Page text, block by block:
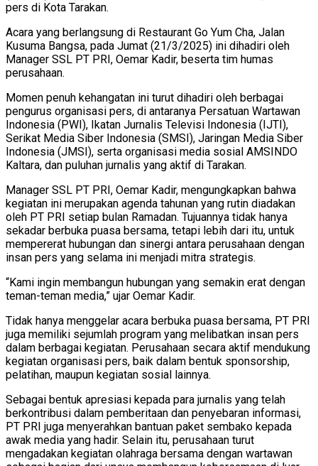
pers di Kota Tarakan.
Acara yang berlangsung di Restaurant Go Yum Cha, Jalan
Kusuma Bangsa, pada Jumat (21/3/2025) ini dihadiri oleh
Manager SSL PT PRI, Oemar Kadir, beserta tim humas
perusahaan.
Momen penuh kehangatan ini turut dihadiri oleh berbagai
pengurus organisasi pers, di antaranya Persatuan Wartawan
Indonesia (PWI), Ikatan Jurnalis Televisi Indonesia (IJTI),
Serikat Media Siber Indonesia (SMSI), Jaringan Media Siber
Indonesia (JMSI), serta organisasi media sosial AMSINDO
Kaltara, dan puluhan jurnalis yang aktif di Tarakan.
Manager SSL PT PRI, Oemar Kadir, mengungkapkan bahwa
kegiatan ini merupakan agenda tahunan yang rutin diadakan
oleh PT PRI setiap bulan Ramadan. Tujuannya tidak hanya
sekadar berbuka puasa bersama, tetapi lebih dari itu, untuk
mempererat hubungan dan sinergi antara perusahaan dengan
insan pers yang selama ini menjadi mitra strategis.
“Kami ingin membangun hubungan yang semakin erat dengan
teman-teman media,” ujar Oemar Kadir.
Tidak hanya menggelar acara berbuka puasa bersama, PT PRI
juga memiliki sejumlah program yang melibatkan insan pers
dalam berbagai kegiatan. Perusahaan secara aktif mendukung
kegiatan organisasi pers, baik dalam bentuk sponsorship,
pelatihan, maupun kegiatan sosial lainnya.
Sebagai bentuk apresiasi kepada para jurnalis yang telah
berkontribusi dalam pemberitaan dan penyebaran informasi,
PT PRI juga menyerahkan bantuan paket sembako kepada
awak media yang hadir. Selain itu, perusahaan turut
mengadakan kegiatan olahraga bersama dengan wartawan